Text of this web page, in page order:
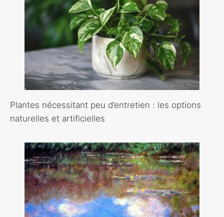
Plantes nécessitant peu d’entretien : les options
naturelles et artificielles